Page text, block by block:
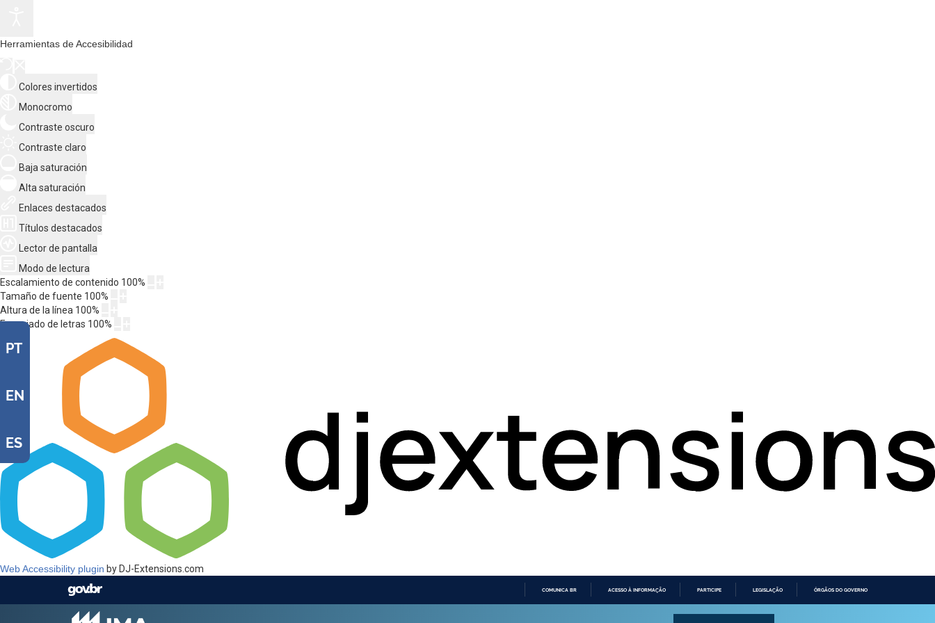
Herramientas de Accesibilidad
Colores invertidos
Monocromo
Contraste oscuro
Contraste claro
Baja saturación
Alta saturación
Enlaces destacados
Títulos destacados
Lector de pantalla
Modo de lectura
Escalamiento de contenido 100%
Tamaño de fuente 100%
Altura de la línea 100%
Espaciado de letras 100%
Web Accessibility plugin by DJ-Extensions.com
COMUNICA BR ACESSO À INFORMAÇÃO PARTICIPE LEGISLAÇÃO ÓRGÃOS DO GOVERNO
PT
EN
ES